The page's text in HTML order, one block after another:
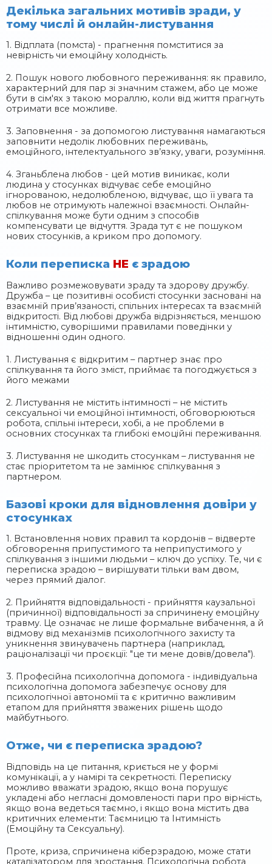
Декілька загальних мотивів зради, у
тому числі й онлайн-листування
1. Відплата (помста) - прагнення помститися за
невірність чи емоційну холодність.
2. Пошук нового любовного переживання: як правило,
характерний для пар зі значним стажем, або це може
бути в сім'ях з такою мораллю, коли від життя прагнуть
отримати все можливе.
3. Заповнення - за допомогою листування намагаються
заповнити недолік любовних переживань,
емоційного, інтелектуального зв’язку, уваги, розуміння.
4. Зганьблена любов - цей мотив виникає, коли
людина у стосунках відчуває себе емоційно
ігнорованою, недолюбленою, відчуває, що її увага та
любов не отримують належної взаємності. Онлайн-
спілкування може бути одним з способів
компенсувати це відчуття. Зрада тут є не пошуком
нових стосунків, а криком про допомогу.
Коли переписка НЕ є зрадою
Важливо розмежовувати зраду та здорову дружбу.
Дружба – це позитивні особисті стосунки засновані на
взаємній прив’язаності, спільних інтересах та взаємній
відкритості. Від любові дружба відрізняється, меншою
інтимністю, суворішими правилами поведінки у
відношенні один одного.
1. Листування є відкритим – партнер знає про
спілкування та його зміст, приймає та погоджується з
його межами
2. Листування не містить інтимності – не містить
сексуальної чи емоційної інтимності, обговорюються
робота, спільні інтереси, хобі, а не проблеми в
основних стосунках та глибокі емоційні переживання.
3. Листування не шкодить стосункам – листування не
стає пріоритетом та не замінює спілкування з
партнером.
Базові кроки для відновлення довіри у
стосунках
1. Встановлення нових правил та кордонів – відверте
обговорення припустимого та неприпустимого у
спілкування з іншими людьми – ключ до успіху. Те, чи є
переписка зрадою – вирішувати тільки вам двом,
через прямий діалог.
2. Прийняття відповідальності - прийняття каузальної
(причинної) відповідальності за спричинену емоційну
травму. Це означає не лише формальне вибачення, а й
відмову від механізмів психологічного захисту та
уникнення звинувачень партнера (наприклад,
раціоналізації чи проєкції: "це ти мене довів/довела").
3. Професійна психологічна допомога - індивідуальна
психологічна допомога забезпечує основу для
психологічної автономії та є критично важливим
етапом для прийняття зважених рішень щодо
майбутнього.
Отже, чи є переписка зрадою?
Відповідь на це питання, криється не у формі
комунікації, а у намірі та секретності. Переписку
можливо вважати зрадою, якщо вона порушує
укладені або негласні домовленості пари про вірність,
якщо вона ведеться таємно, і якщо вона містить два
критичних елементи: Таємницю та Інтимність
(Емоційну та Сексуальну).
Проте, криза, спричинена кіберзрадою, може стати
каталізатором для зростання. Психологічна робота